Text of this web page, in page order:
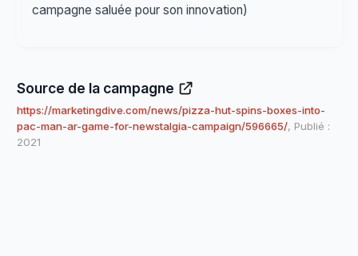
campagne saluée pour son innovation)
Source de la campagne
https://marketingdive.com/news/pizza-hut-spins-boxes-into-
pac-man-ar-game-for-newstalgia-campaign/596665/, Publié :
2021